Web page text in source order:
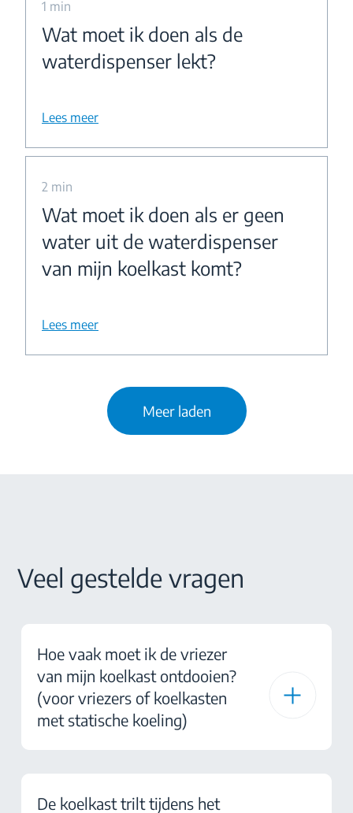
1 min
Wat moet ik doen als de
waterdispenser lekt?
Lees meer
2 min
Wat moet ik doen als er geen
water uit de waterdispenser
van mijn koelkast komt?
Lees meer
Meer laden
Veel gestelde vragen
Hoe vaak moet ik de vriezer
van mijn koelkast ontdooien?
(voor vriezers of koelkasten
met statische koeling)
De koelkast trilt tijdens het